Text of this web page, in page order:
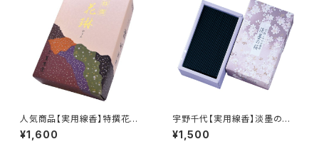
人気商品【実用線香】特撰花琳<
煙量：ふつう>白檀の香り 家庭
用 大バラ詰め 『御霊前・お彼
¥1,600
宇野千代【実用線香】淡墨の桜<
煙極少> 桜の香り 家庭用
バラ詰 『御霊前・お彼岸・お盆
¥1,500